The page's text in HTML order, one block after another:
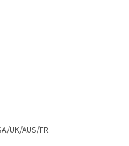
UK/AUS/FR